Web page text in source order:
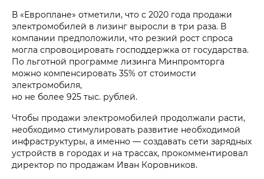
В «Европлане» отметили, что с 2020 года продажи
электромобилей в лизинг выросли в три раза. В
компании предположили, что резкий рост спроса
могла спровоцировать господдержка от государства.
По льготной программе лизинга Минпромторга
можно компенсировать 35% от стоимости
электромобиля,
но не более 925 тыс. рублей.
Чтобы продажи электромобилей продолжали расти,
необходимо стимулировать развитие необходимой
инфраструктуры, а именно — создавать сети зарядных
устройств в городах и на трассах, прокомментировал
директор по продажам Иван Коровников.